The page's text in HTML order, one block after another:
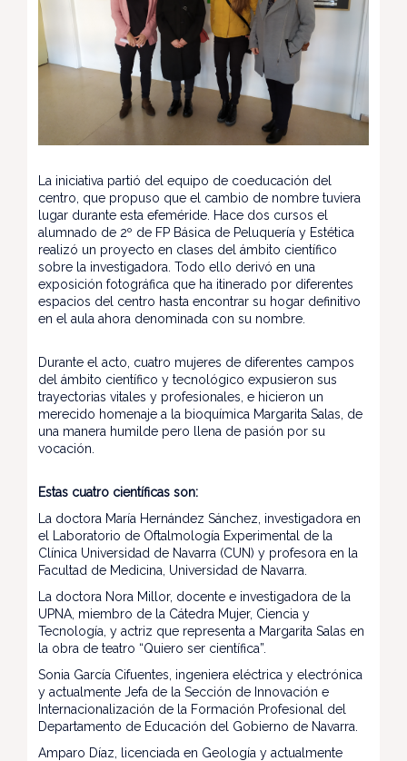
La iniciativa partió del equipo de coeducación del
centro, que propuso que el cambio de nombre tuviera
lugar durante esta efeméride. Hace dos cursos el
alumnado de 2º de FP Básica de Peluquería y Estética
realizó un proyecto en clases del ámbito científico
sobre la investigadora. Todo ello derivó en una
exposición fotográfica que ha itinerado por diferentes
espacios del centro hasta encontrar su hogar definitivo
en el aula ahora denominada con su nombre.
Durante el acto, cuatro mujeres de diferentes campos
del ámbito científico y tecnológico expusieron sus
trayectorias vitales y profesionales, e hicieron un
merecido homenaje a la bioquímica Margarita Salas, de
una manera humilde pero llena de pasión por su
vocación.
Estas cuatro científicas son:
La doctora María Hernández Sánchez, investigadora en
el Laboratorio de Oftalmología Experimental de la
Clínica Universidad de Navarra (CUN) y profesora en la
Facultad de Medicina, Universidad de Navarra.
La doctora Nora Millor, docente e investigadora de la
UPNA, miembro de la Cátedra Mujer, Ciencia y
Tecnología, y actriz que representa a Margarita Salas en
la obra de teatro “Quiero ser científica”.
Sonia García Cifuentes, ingeniera eléctrica y electrónica
y actualmente Jefa de la Sección de Innovación e
Internacionalización de la Formación Profesional del
Departamento de Educación del Gobierno de Navarra.
Amparo Díaz, licenciada en Geología y actualmente